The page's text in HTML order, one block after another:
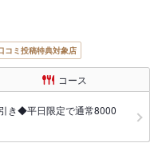
コミ投稿特典対象店
コース
き◆平日限定で通常8000